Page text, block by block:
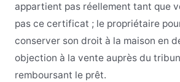
appartient pas réellement tant que
pas ce certificat ; le propriétaire
conserver son droit à la maison en
objection à la vente auprès du
remboursant le prêt.